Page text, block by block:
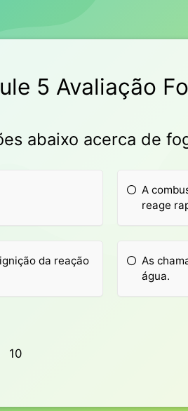
5 Avaliação
abaixo acerca de
A
reage
da reação
As
água.
10